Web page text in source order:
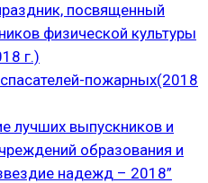
посвященный
физической культуры
г.)
пожарных(2018
лучших выпускников и
образования и
надежд – 2018”